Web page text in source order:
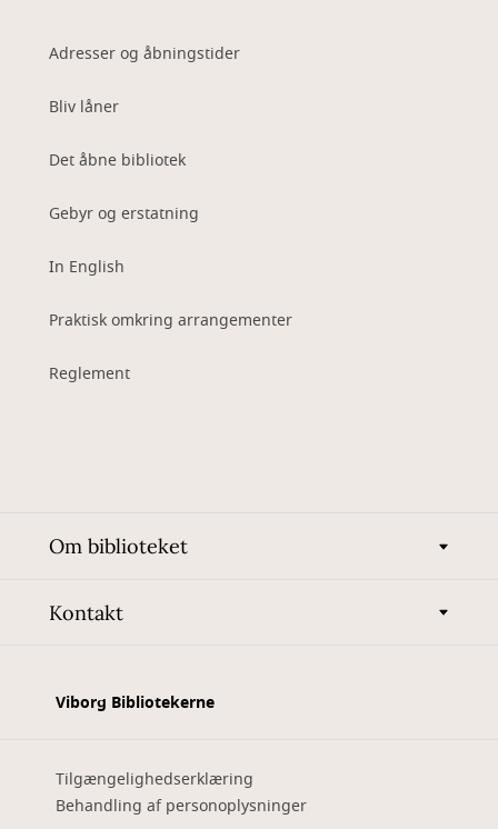
Adresser og åbningstider
Bliv låner
Det åbne bibliotek
Gebyr og erstatning
In English
Praktisk omkring arrangementer
Reglement
Om biblioteket
Kontakt
Viborg Bibliotekerne
Tilgængelighedserklæring
Behandling af personoplysninger